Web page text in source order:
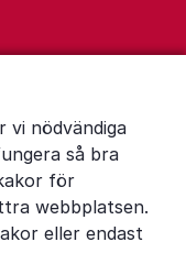
vi nödvändiga
så bra
för
webbplatsen.
eller endast